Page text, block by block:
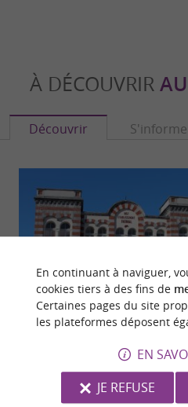
À DÉCOUVRIR
Découvrir
l'eau de votre prochaine cure
gisement d'eau ...
En continuant à naviguer,
cookies tiers à des fins de
Certaines pages du site
les plateformes déposent
EN
JE REFUSE